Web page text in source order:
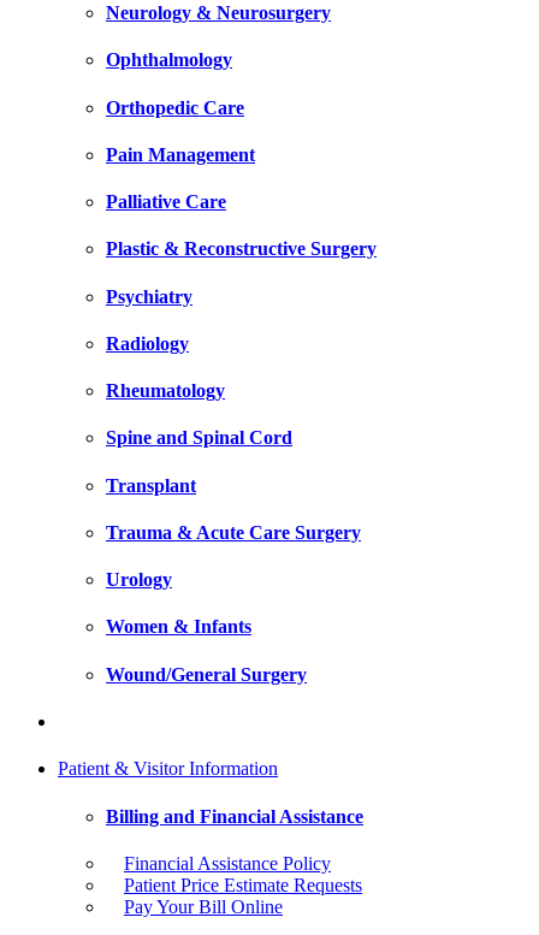
Neurology & Neurosurgery
Ophthalmology
Orthopedic Care
Pain Management
Palliative Care
Plastic & Reconstructive Surgery
Psychiatry
Radiology
Rheumatology
Spine and Spinal Cord
Transplant
Trauma & Acute Care Surgery
Urology
Women & Infants
Wound/General Surgery
Patient & Visitor Information
Billing and Financial Assistance
Financial Assistance Policy
Patient Price Estimate Requests
Pay Your Bill Online